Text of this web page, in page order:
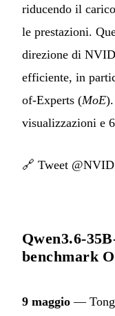
riducendo il
le prestazioni.
direzione di
efficiente, in
of-Experts (MoE
visualizzazioni e
🔗 Tweet
Qwen3.6-
benchmark
9 maggio —